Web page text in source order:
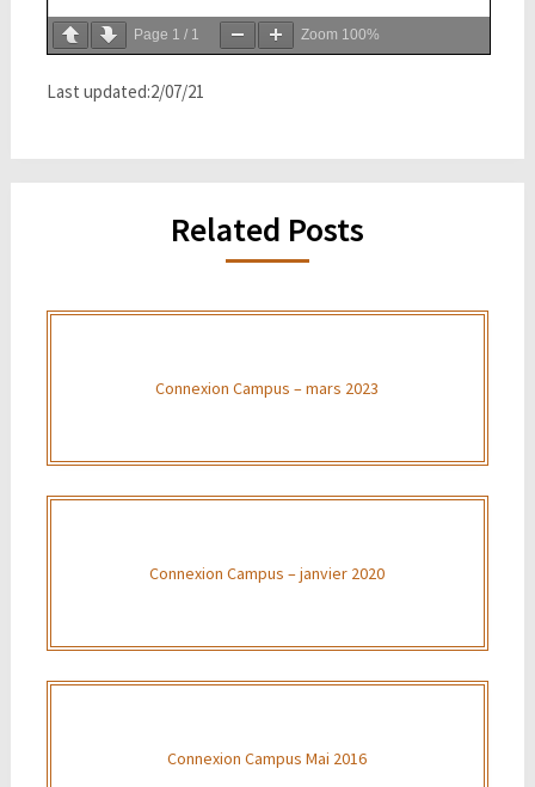
Page 1 / 1 Zoom 100%
Last updated:2/07/21
Related Posts
Connexion Campus – mars 2023
Connexion Campus – janvier 2020
Connexion Campus Mai 2016